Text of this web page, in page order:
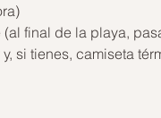
final de la playa,
si tienes, camiseta